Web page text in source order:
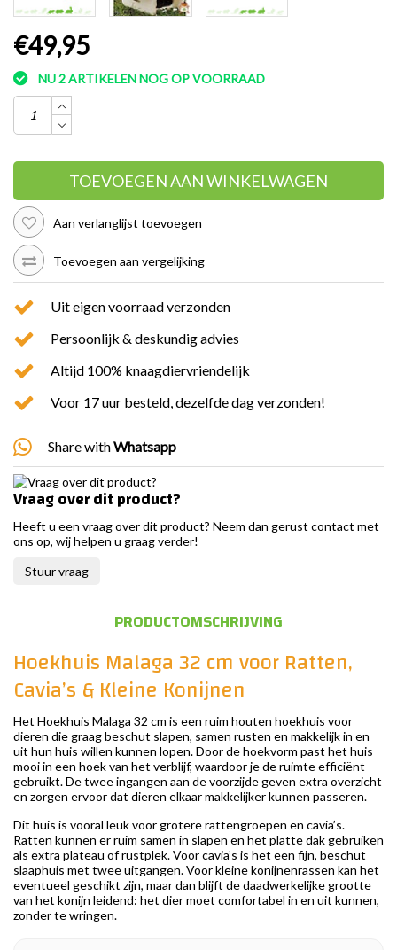
€49,95
NU 2 ARTIKELEN NOG OP VOORRAAD
TOEVOEGEN AAN WINKELWAGEN
Aan verlanglijst toevoegen
Toevoegen aan vergelijking
Uit eigen voorraad verzonden
Persoonlijk & deskundig advies
Altijd 100% knaagdiervriendelijk
Voor 17 uur besteld, dezelfde dag verzonden!
Share withWhatsapp
Vraag over dit product?
Heeft u een vraag over dit product? Neem dan gerust contact met
ons op, wij helpen u graag verder!
Stuur vraag
PRODUCTOMSCHRIJVING
Hoekhuis Malaga 32 cm voor Ratten,
Cavia’s & Kleine Konijnen
Het Hoekhuis Malaga 32 cm is een ruim houten hoekhuis voor
dieren die graag beschut slapen, samen rusten en makkelijk in en
uit hun huis willen kunnen lopen. Door de hoekvorm past het huis
mooi in een hoek van het verblijf, waardoor je de ruimte efficiënt
gebruikt. De twee ingangen aan de voorzijde geven extra overzicht
en zorgen ervoor dat dieren elkaar makkelijker kunnen passeren.
Dit huis is vooral leuk voor grotere rattengroepen en cavia’s.
Ratten kunnen er ruim samen in slapen en het platte dak gebruiken
als extra plateau of rustplek. Voor cavia’s is het een fijn, beschut
slaaphuis met twee uitgangen. Voor kleine konijnenrassen kan het
eventueel geschikt zijn, maar dan blijft de daadwerkelijke grootte
van het konijn leidend: het dier moet comfortabel in en uit kunnen,
zonder te wringen.